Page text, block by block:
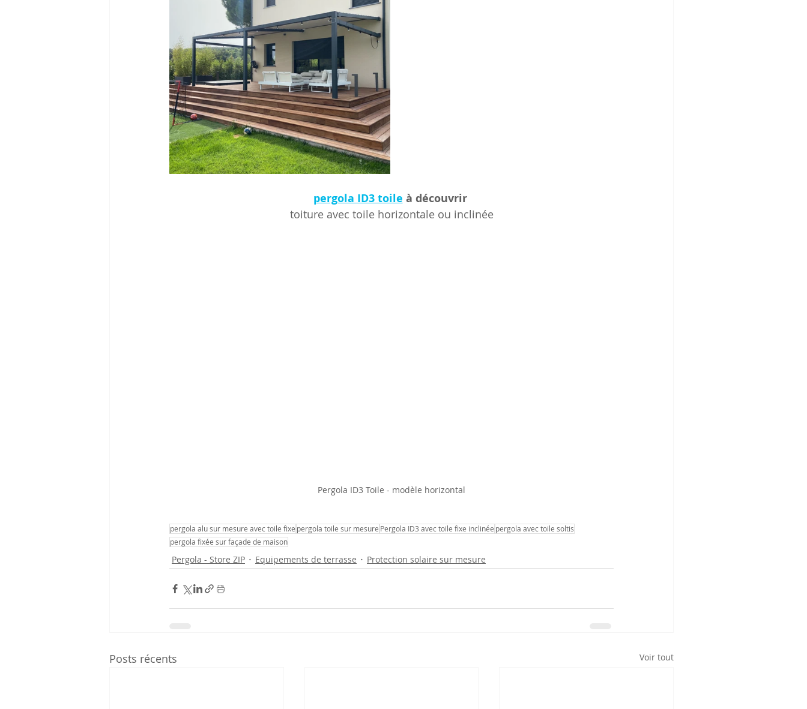
pergola ID3 toile à découvrir
toiture avec toile horizontale ou inclinée
Pergola ID3 Toile - modèle horizontal
pergola alu sur mesure avec toile fixe pergola toile sur mesure Pergola ID3 avec toile fixe inclinée pergola avec toile soltis
pergola fixée sur façade de maison
Pergola - Store ZIP Equipements de terrasse Protection solaire sur mesure
Posts récents Voir tout